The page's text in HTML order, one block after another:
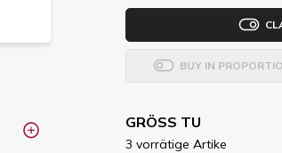
BUY IN
GRÖSS TU
3 vorrätige Artike